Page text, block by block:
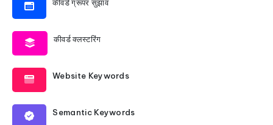
कीवर्ड ग्रूपर सुझाव
कीवर्ड क्लस्टरिंग
Website Keywords
Semantic Keywords